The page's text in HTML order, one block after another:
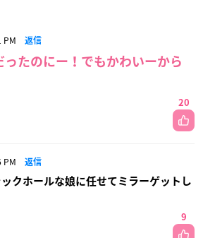
PM 返信
たのにー！でもかわいーから
20
PM 返信
クホールな娘に任せてミラーゲットし
9